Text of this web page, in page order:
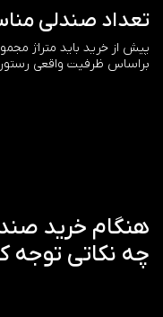
تعداد صندلی
پیش از خرید باید متراژ
براساس ظرفیت واقعی
هنگام خرید
چه نکاتی توجه